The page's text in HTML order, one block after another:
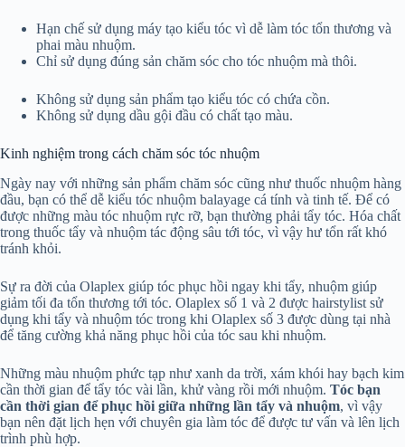
Hạn chế sử dụng máy tạo kiểu tóc vì dễ làm tóc tổn thương và
phai màu nhuộm.
Chỉ sử dụng đúng sản chăm sóc cho tóc nhuộm mà thôi.
Không sử dụng sản phẩm tạo kiểu tóc có chứa cồn.
Không sử dụng dầu gội đầu có chất tạo màu.
Kinh nghiệm trong cách chăm sóc tóc nhuộm
Ngày nay với những sản phẩm chăm sóc cũng như thuốc nhuộm hàng
đầu, bạn có thể dễ kiểu tóc nhuộm balayage cá tính và tinh tế. Để có
được những màu tóc nhuộm rực rỡ, bạn thường phải tẩy tóc. Hóa chất
trong thuốc tẩy và nhuộm tác động sâu tới tóc, vì vậy hư tổn rất khó
tránh khỏi.
Sự ra đời của Olaplex giúp tóc phục hồi ngay khi tẩy, nhuộm giúp
giảm tối đa tổn thương tới tóc. Olaplex số 1 và 2 được hairstylist sử
dụng khi tẩy và nhuộm tóc trong khi Olaplex số 3 được dùng tại nhà
để tăng cường khả năng phục hồi của tóc sau khi nhuộm.
Những màu nhuộm phức tạp như xanh da trời, xám khói hay bạch kim
cần thời gian để tẩy tóc vài lần, khử vàng rồi mới nhuộm. Tóc bạn
cần thời gian để phục hồi giữa những lần tẩy và nhuộm, vì vậy
bạn nên đặt lịch hẹn với chuyên gia làm tóc để được tư vấn và lên lịch
trình phù hợp.